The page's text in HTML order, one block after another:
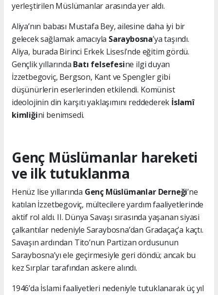
yerleştirilen Müslümanlar arasında yer aldı.
Aliya’nın babası Mustafa Bey, ailesine daha iyi bir
gelecek sağlamak amacıyla Saraybosna’ya taşındı.
Aliya, burada Birinci Erkek Lisesi’nde eğitim gördü.
Gençlik yıllarında Batı felsefesine ilgi duyan
İzzetbegoviç, Bergson, Kant ve Spengler gibi
düşünürlerin eserlerinden etkilendi. Komünist
ideolojinin din karşıtı yaklaşımını reddederek İslamî
kimliğini benimsedi.
Genç Müslümanlar hareketi
ve ilk tutuklanma
Henüz lise yıllarında Genç Müslümanlar Derneği’ne
katılan İzzetbegoviç, mültecilere yardım faaliyetlerinde
aktif rol aldı. II. Dünya Savaşı sırasında yaşanan siyasi
çalkantılar nedeniyle Saraybosna’dan Gradaçaç’a kaçtı.
Savaşın ardından Tito’nun Partizan ordusunun
Saraybosna’yı ele geçirmesiyle geri döndü; ancak bu
kez Sırplar tarafından askere alındı.
1946’da İslami faaliyetleri nedeniyle tutuklanarak üç yıl